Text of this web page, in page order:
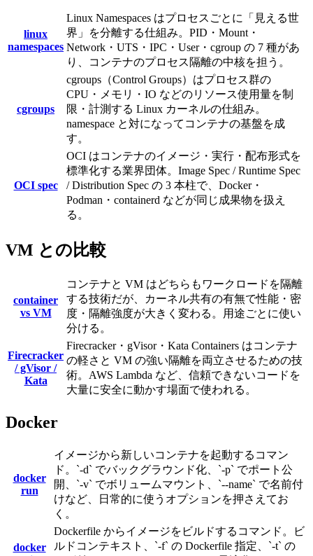
linux
namespaces
Linux Namespaces はプロセスごとに「見える世
界」を分離する仕組み。PID・Mount・
Network・UTS・IPC・User・cgroup の 7 種があ
り、コンテナのプロセス隔離の中核を担う。
cgroups
cgroups（Control Groups）はプロセス群の
CPU・メモリ・IO などのリソース使用量を制
限・計測する Linux カーネルの仕組み。
namespace と対になってコンテナの基盤を成
す。
OCI spec
OCI はコンテナのイメージ・実行・配布形式を
標準化する業界団体。Image Spec / Runtime Spec
/ Distribution Spec の 3 本柱で、Docker・
Podman・containerd などが同じ成果物を扱え
る。
VM との比較
container
vs VM
コンテナと VM はどちらもワークロードを隔離
する技術だが、カーネル共有の有無で性能・密
度・隔離強度が大きく変わる。用途ごとに使い
分ける。
Firecracker
/ gVisor /
Kata
Firecracker・gVisor・Kata Containers はコンテナ
の軽さと VM の強い隔離を両立させるための技
術。AWS Lambda など、信頼できないコードを
大量に安全に動かす場面で使われる。
Docker
docker
run
イメージから新しいコンテナを起動するコマン
ド。`-d` でバックグラウンド化、`-p` でポート公
開、`-v` でボリュームマウント、`--name` で名前付
けなど、日常的に使うオプションを押さえてお
く。
docker
Dockerfile からイメージをビルドするコマンド。ビ
ルドコンテキスト、`-f` の Dockerfile 指定、`-t` の